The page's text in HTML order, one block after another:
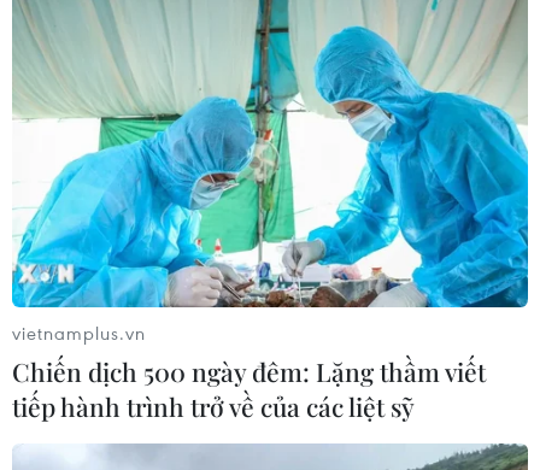
vietnamplus.vn
Chiến dịch 500 ngày đêm: Lặng thầm viết
tiếp hành trình trở về của các liệt sỹ